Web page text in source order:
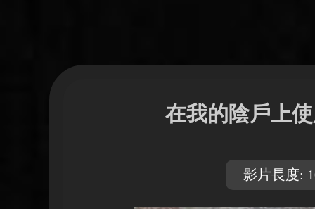
在我的陰戶上
影片長度: